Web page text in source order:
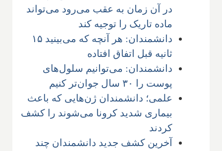
در آن زمان به عقب می‌رود می‌تواند
ماده تاریک را توجیه کند
دانشمندان: هر آنچه که می‌بینید ۱۵
ثانیه قبل اتفاق افتاده
دانشمندان: می‌توانیم سلول‌های
پوست را ۳۰ سال جوان‌تر کنیم
علمی؛ دانشمندان ژن‌هایی که باعث
بیماری شدید کرونا می‌شوند را کشف
کردند
آخرین کشف جدید دانشمندان چند